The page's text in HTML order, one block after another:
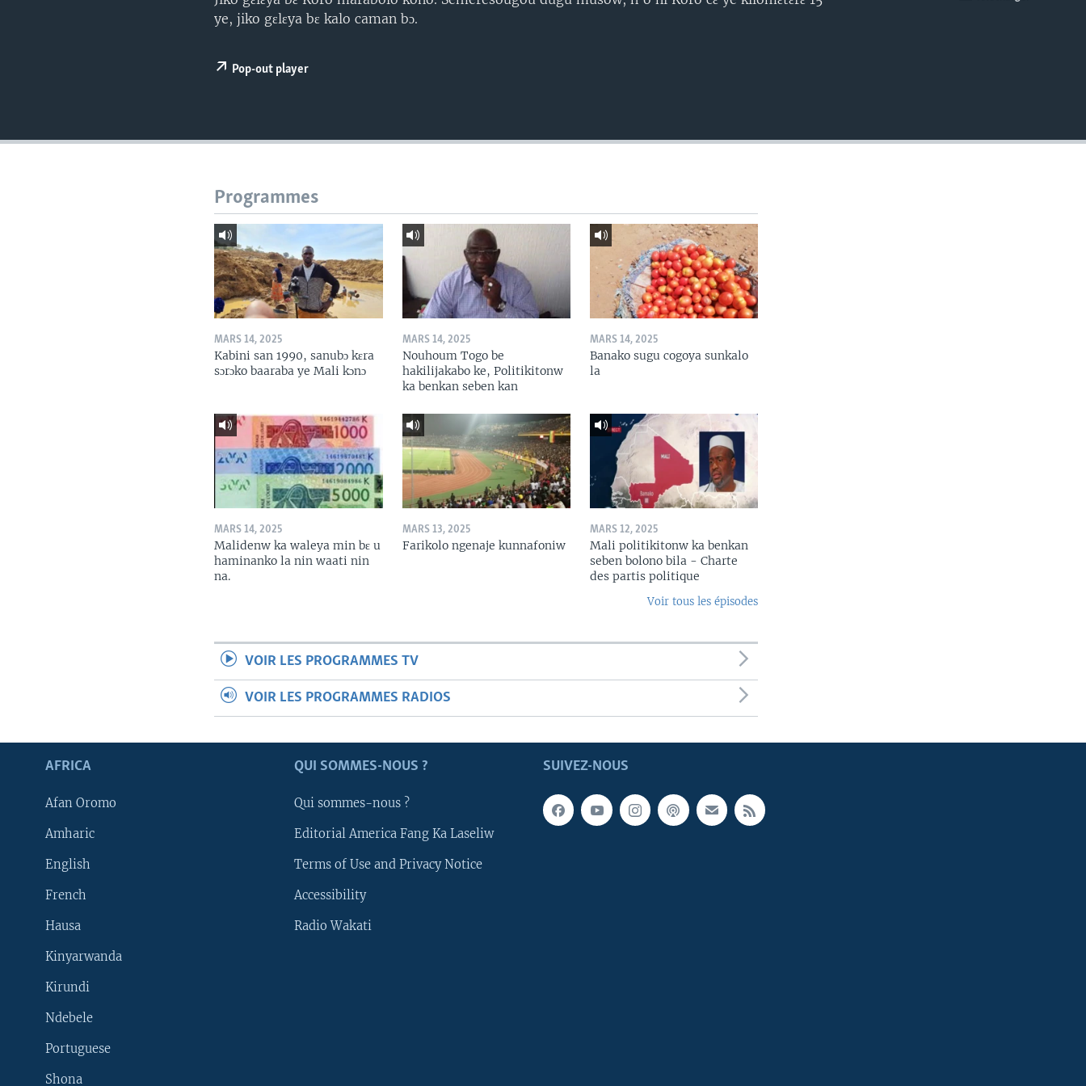
ye, jiko gɛlɛya bɛ kalo caman bɔ.
Pop-out player
Programmes
MARS 14, 2025
Kabini san 1990, sanubɔ kɛra
sɔrɔko baaraba ye Mali kɔnɔ
MARS 14, 2025
Nouhoum Togo be
hakilijakabo ke, Politikitonw
ka benkan seben kan
MARS 14, 2025
Banako sugu cogoya sunkalo
la
MARS 14, 2025
Malidenw ka waleya min bɛ u
haminanko la nin waati nin
na.
MARS 13, 2025
Farikolo ngenaje kunnafoniw
MARS 12, 2025
Mali politikitonw ka benkan
seben bolono bila - Charte
des partis politique
Voir tous les épisodes
VOIR LES PROGRAMMES TV
VOIR LES PROGRAMMES RADIOS
SUIVEZ-NOUS
AFRICA
Afan Oromo
Amharic
English
French
Hausa
Kinyarwanda
Kirundi
Ndebele
Portuguese
Shona
QUI SOMMES-NOUS ?
Qui sommes-nous ?
Editorial America Fang Ka Laseliw
Terms of Use and Privacy Notice
Accessibility
Radio Wakati